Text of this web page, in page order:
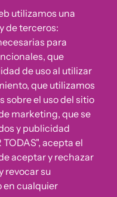
«Nexos» 2002-
2007). Desde
de la Task Force
Europa.
de Lucha Contra
de Fundación
Ejecutivo de la Red
– EAPN ES.
utilizamos una
de terceros:
para
que
de uso al utilizar
que utilizamos
sobre el uso del sitio
marketing, que se
y publicidad
acepta el
aceptar y rechazar
revocar su
en cualquier